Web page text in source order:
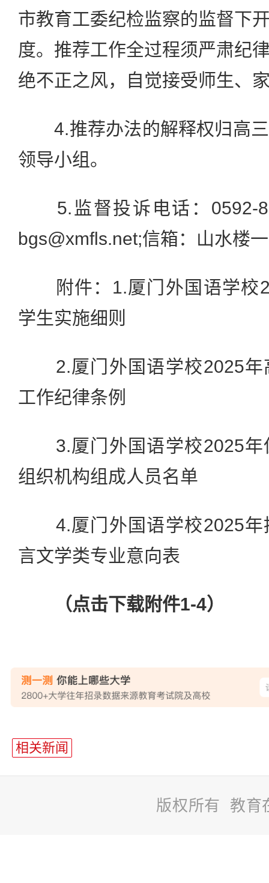
市教育工委纪检监察的监督下
度。推荐工作全过程须严肃纪
绝不正之风，自觉接受师生、
4.推荐办法的解释权归高三
领导小组。
5.监督投诉电话：0592-
bgs@xmfls.net;信箱：山水楼
附件：1.厦门外国语学校
学生实施细则
2.厦门外国语学校2025年
工作纪律条例
3.厦门外国语学校2025年
组织机构组成人员名单
4.厦门外国语学校2025年
言文学类专业意向表
（点击下载附件1-4）
相关新闻
版权所有 教育